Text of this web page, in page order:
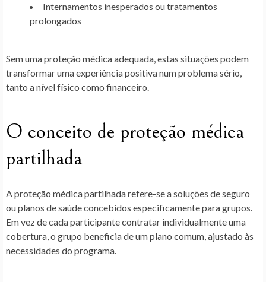
Internamentos inesperados ou tratamentos
prolongados
Sem umaproteção médica adequada, estas situações podem
transformar uma experiência positiva num problema sério,
tanto a nível físico como financeiro.
O conceito de proteção médica
partilhada
Aproteção médica partilhadarefere-se a soluções de seguro
ou planos de saúde concebidos especificamente para grupos.
Em vez de cada participante contratar individualmente uma
cobertura, o grupo beneficia de um plano comum, ajustado às
necessidades do programa.